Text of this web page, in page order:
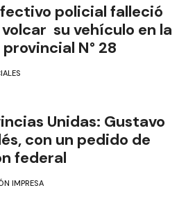
policial falleció
su vehículo en la
N° 28
Unidas: Gustavo
con un pedido de
federal
IMPRESA